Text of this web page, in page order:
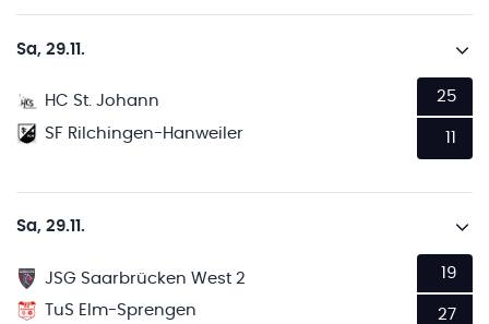
Sa, 29.11.
HC St. Johann
SF Rilchingen-Hanweiler
25
11
Sa, 29.11.
JSG Saarbrücken West 2
TuS Elm-Sprengen
19
27